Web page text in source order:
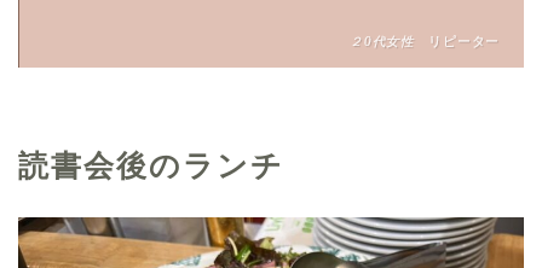
２0代女性リピーター
読書会後のランチ